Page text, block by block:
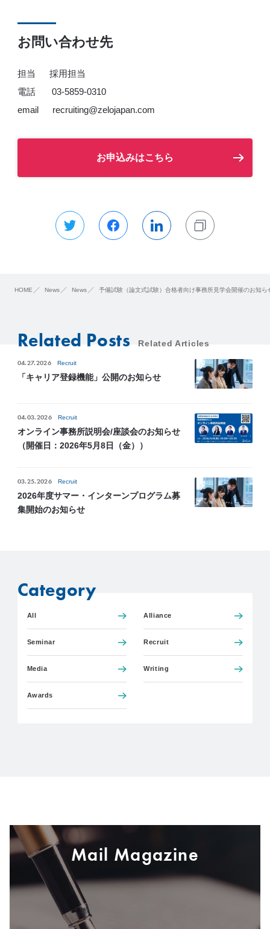
お問い合わせ先
担当 採用担当
電話 03-5859-0310
email recruiting@zelojapan.com
お申込みはこちら
HOME News News 予備試験（論文式試験）合格者向け事務所見学会開催のお知
Related Posts Related Articles
04.27.2026 Recruit
「キャリア登録機能」公開のお知らせ
04.03.2026 Recruit
オンライン事務所説明会/座談会のお知らせ
（開催日：2026年5月8日（金））
03.25.2026 Recruit
2026年度サマー・インターンプログラム募
集開始のお知らせ
Category
All Alliance
Seminar Recruit
Media Writing
Awards
Mail Magazine